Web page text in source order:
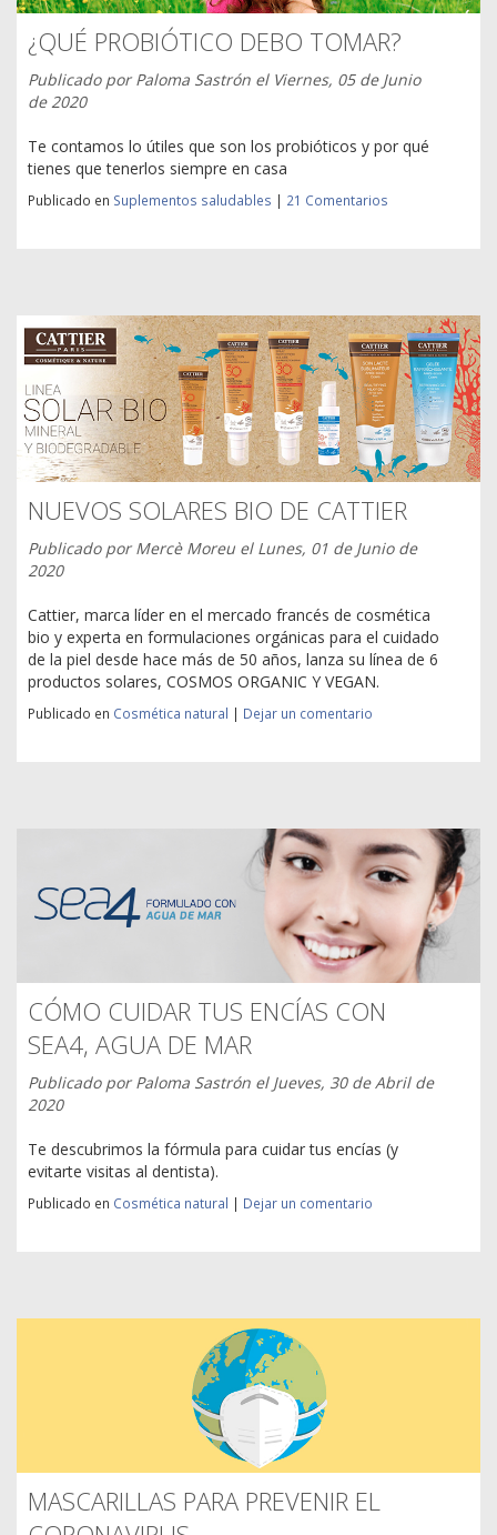
¿QUÉ PROBIÓTICO DEBO TOMAR?
Publicado porPaloma Sastrón el Viernes, 05 de Junio
de 2020
Te contamos lo útiles que son los probióticos y por qué
tienes que tenerlos siempre en casa
Publicado en Suplementos saludables | 21 Comentarios
NUEVOS SOLARES BIO DE CATTIER
Publicado porMercè Moreu el Lunes, 01 de Junio de
2020
Cattier, marca líder en el mercado francés de cosmética
bio y experta en formulaciones orgánicas para el cuidado
de la piel desde hace más de 50 años, lanza su línea de 6
productos solares, COSMOS ORGANIC Y VEGAN.
Publicado en Cosmética natural | Dejar un comentario
CÓMO CUIDAR TUS ENCÍAS CON
SEA4, AGUA DE MAR
Publicado porPaloma Sastrón el Jueves, 30 de Abril de
2020
Te descubrimos la fórmula para cuidar tus encías (y
evitarte visitas al dentista).
Publicado en Cosmética natural | Dejar un comentario
MASCARILLAS PARA PREVENIR EL